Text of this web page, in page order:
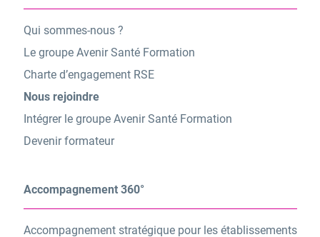
Qui sommes-nous ?
Le groupe Avenir Santé Formation
Charte d’engagement RSE
Nous rejoindre
Intégrer le groupe Avenir Santé Formation
Devenir formateur
Accompagnement 360°
Accompagnement stratégique pour les établissements